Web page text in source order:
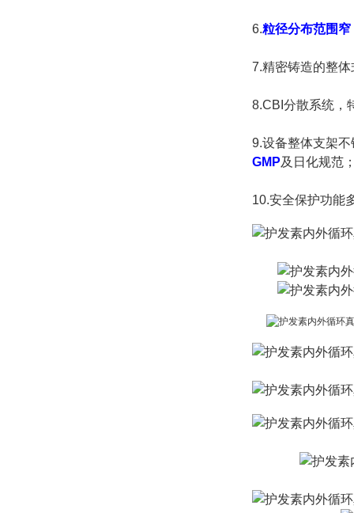
6.粒径分布范围窄
7.精密铸造的整
8.CBI分散系统，
9.设备整体支架
GMP及日化规范
10.安全保护功能